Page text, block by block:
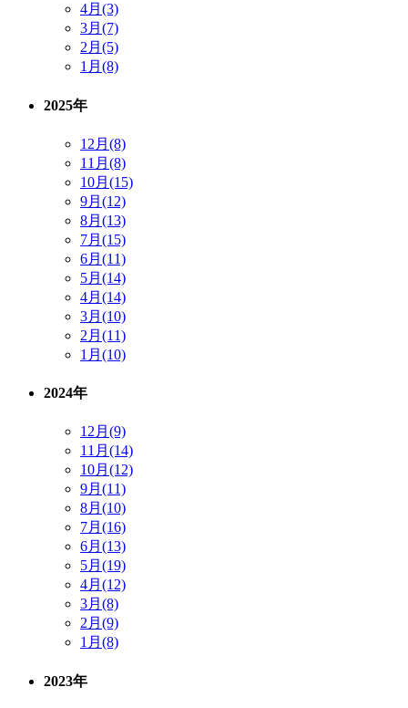
4月(3)
3月(7)
2月(5)
1月(8)
2025年
12月(8)
11月(8)
10月(15)
9月(12)
8月(13)
7月(15)
6月(11)
5月(14)
4月(14)
3月(10)
2月(11)
1月(10)
2024年
12月(9)
11月(14)
10月(12)
9月(11)
8月(10)
7月(16)
6月(13)
5月(19)
4月(12)
3月(8)
2月(9)
1月(8)
2023年